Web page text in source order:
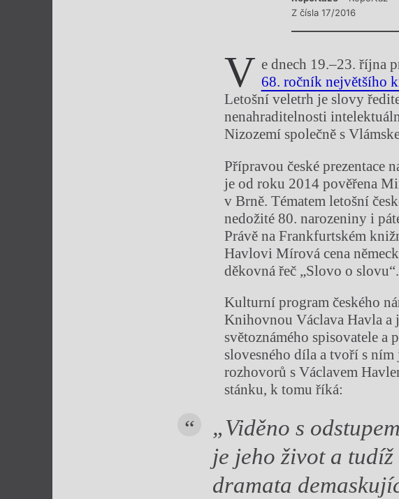
Z čísla 17/2016
V e dnech 19.–23. října
68. ročník největšího
Letošní veletrh je slovy
nenahraditelnosti
Nizozemí společně s
Přípravou české prezentace
je od roku 2014 pověřena
v Brně. Tématem letošní
nedožité 80. narozeniny i
Právě na Frankfurtském
Havlovi Mírová cena
děkovná řeč „Slovo o slovu“.
Kulturní program českého
Knihovnou Václava Havla a
světoznámého spisovatele
slovesného díla a tvoří s
rozhovorů s Václavem
stánku, k tomu říká:
„Viděno s
je jeho život a tudíž
dramata